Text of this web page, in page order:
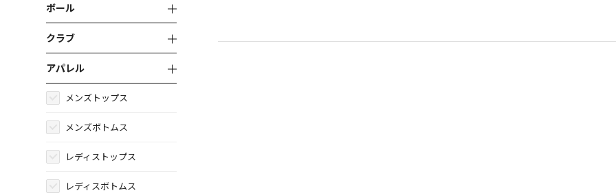
ボール
クラブ
アパレル
メンズトップス
メンズボトムス
レディストップス
レディスボトムス